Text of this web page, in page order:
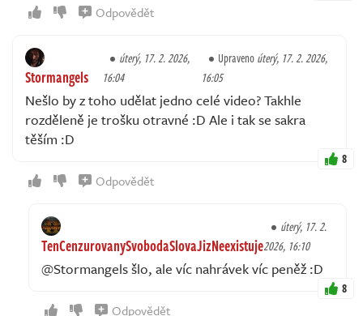
Odpovědět
Stormangels
úterý, 17. 2. 2026,
16:04
Upravenoúterý, 17. 2. 2026,
16:05
Nešlo by z toho udělat jedno celé video? Takhle
rozděleně je trošku otravné :D Ale i tak se sakra
těším :D
8
Odpovědět
TenCenzurovanySvobodaSlovaJizNeexistuje
úterý, 17. 2.
2026, 16:10
@Stormangels šlo, ale víc nahrávek víc peněž :D
8
Odpovědět